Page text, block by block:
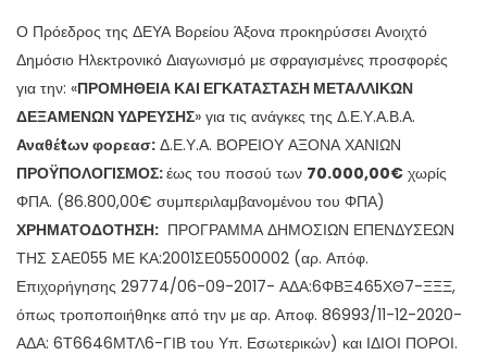
Ο Πρόεδρος της ΔΕΥΑ Βορείου Άξονα προκηρύσσει Ανοιχτό
Δημόσιο Ηλεκτρονικό Διαγωνισμό με σφραγισμένες προσφορές
για την: «ΠΡΟΜΗΘΕΙΑ ΚΑΙ ΕΓΚΑΤΑΣΤΑΣΗ ΜΕΤΑΛΛΙΚΩΝ
ΔΕΞΑΜΕΝΩΝ ΥΔΡΕΥΣΗΣ» για τις ανάγκες της Δ.Ε.Υ.Α.Β.Α.
Αναθέtων φορεασ: Δ.Ε.Υ.Α. ΒΟΡΕΙΟΥ ΑΞΟΝΑ ΧΑΝΙΩΝ
ΠΡΟΫΠΟΛΟΓΙΣΜΟΣ:έως του ποσού των 70.000,00€ χωρίς
ΦΠΑ. (86.800,00€ συμπεριλαμβανομένου του ΦΠΑ)
ΧΡΗΜΑΤΟΔΟΤΗΣΗ: ΠΡΟΓΡΑΜΜΑ ΔΗΜΟΣΙΩΝ ΕΠΕΝΔΥΣΕΩΝ
ΤΗΣ ΣΑΕ055 ΜΕ ΚΑ:2001ΣΕ05500002 (αρ. Απόφ.
Επιχορήγησης 29774/06-09-2017- ΑΔΑ:6ΦΒΞ465ΧΘ7-ΞΞΞ,
όπως τροποποιήθηκε από την με αρ. Αποφ. 86993/11-12-2020-
ΑΔΑ: 6Τ6646ΜΤΛ6-ΓΙΒ του Υπ. Εσωτερικών) και ΙΔΙΟΙ ΠΟΡΟΙ.